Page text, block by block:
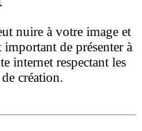
nuire à votre image et
de présenter à
internet respectant les
création.